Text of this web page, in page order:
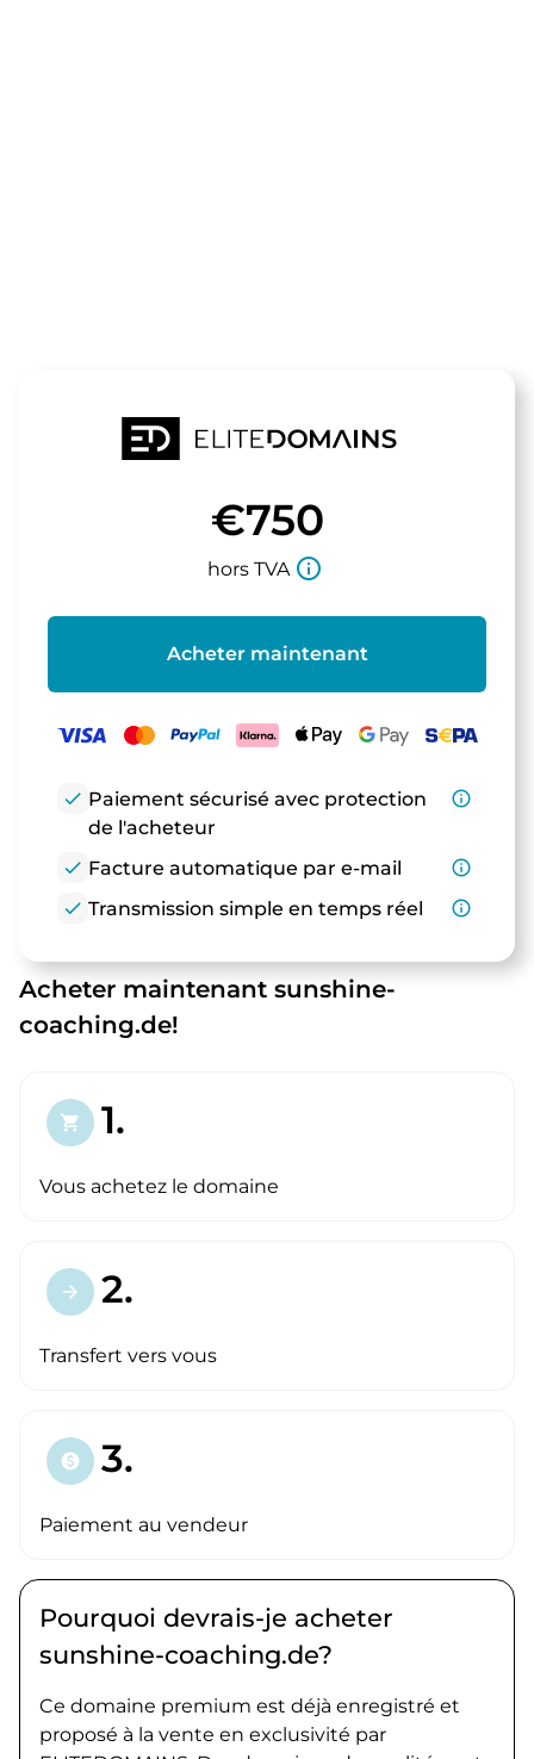
€750
hors TVA info_outline
Acheter maintenant
check Paiement sécurisé avec protection
de l'acheteur
info_outline
check Facture automatique par e-mail
info_outline
check Transmission simple en temps réel info_outline
Acheter maintenant sunshine-
coaching.de!
shopping_cart 1.
Vous achetez le domaine
arrow_forward 2.
Transfert vers vous
paid 3.
Paiement au vendeur
Pourquoi devrais-je acheter
sunshine-coaching.de?
Ce domaine premium est déjà enregistré et
proposé à la vente en exclusivité par